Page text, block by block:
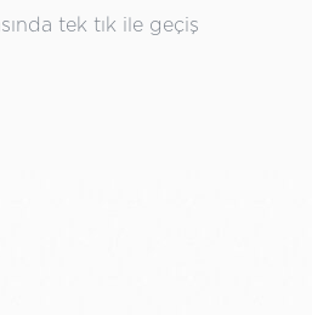
tek tık ile geçiş